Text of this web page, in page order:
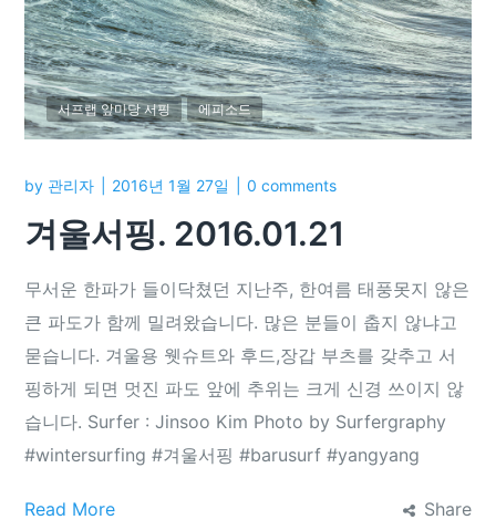
서프랩 앞마당 서핑 에피소드
by 관리자 2016년 1월 27일 0 comments
겨울서핑. 2016.01.21
무서운 한파가 들이닥쳤던 지난주, 한여름 태풍못지 않은
큰 파도가 함께 밀려왔습니다. 많은 분들이 춥지 않냐고
묻습니다. 겨울용 웻슈트와 후드,장갑 부츠를 갖추고 서
핑하게 되면 멋진 파도 앞에 추위는 크게 신경 쓰이지 않
습니다. Surfer : Jinsoo Kim Photo by Surfergraphy
‪#‎wintersurfing‬ ‪#‎겨울서핑‬ ‪#‎barusurf‬ ‪#‎yangyang‬
Read More Share